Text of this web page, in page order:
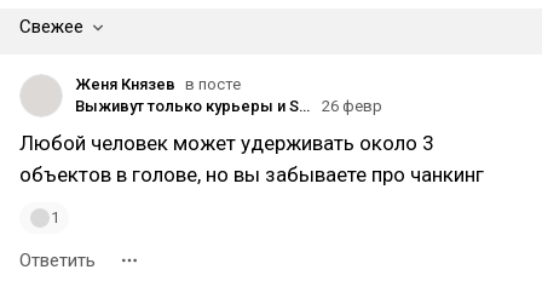
Свежее
Женя Князев в посте
Выживут только курьеры и Solo Founders. Почему алгоритмам проще заменить ваш интеллект, чем физический труд
26 февр
Любой человек может удерживать около 3
объектов в голове, но вы забываете про чанкинг
1
Ответить